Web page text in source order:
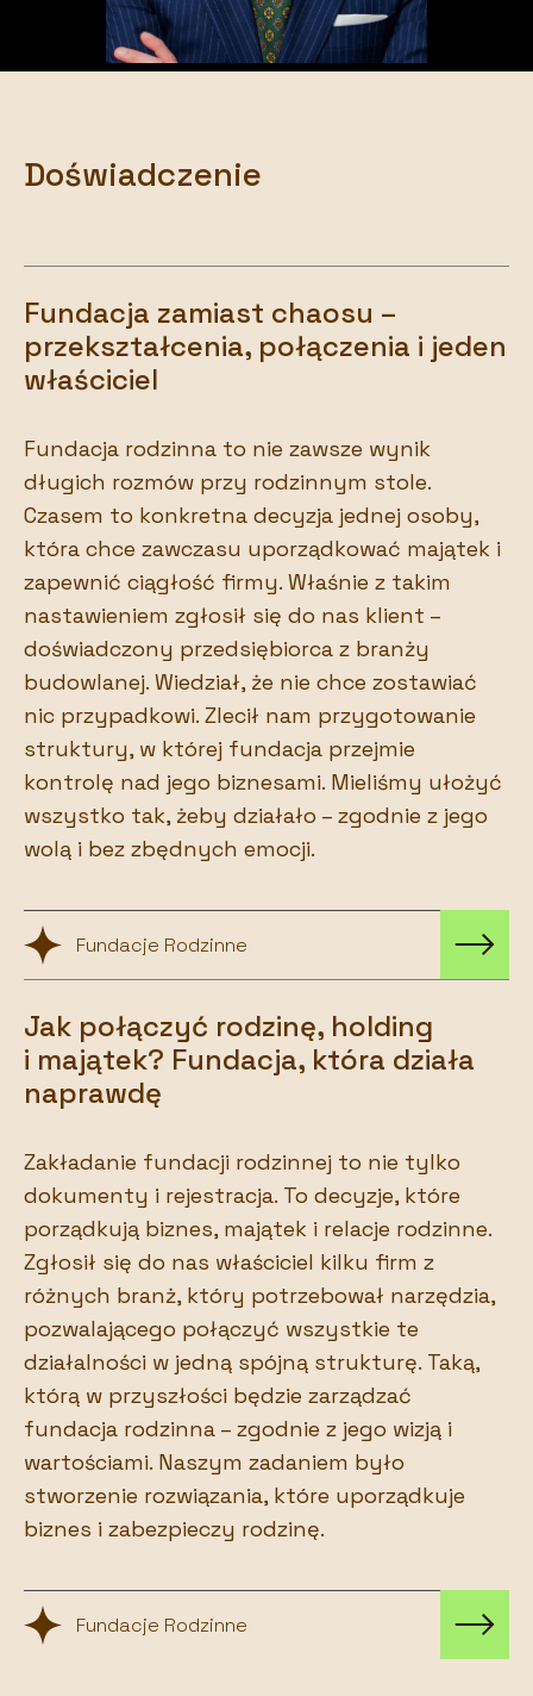
Doświadczenie
Fundacja zamiast chaosu –
przekształcenia, połączenia i jeden
właściciel
Fundacja rodzinna to nie zawsze wynik
długich rozmów przy rodzinnym stole.
Czasem to konkretna decyzja jednej osoby,
która chce zawczasu uporządkować majątek i
zapewnić ciągłość firmy. Właśnie z takim
nastawieniem zgłosił się do nas klient –
doświadczony przedsiębiorca z branży
budowlanej. Wiedział, że nie chce zostawiać
nic przypadkowi. Zlecił nam przygotowanie
struktury, w której fundacja przejmie
kontrolę nad jego biznesami. Mieliśmy ułożyć
wszystko tak, żeby działało – zgodnie z jego
wolą i bez zbędnych emocji.
Fundacje Rodzinne
Jak połączyć rodzinę, holding
i majątek? Fundacja, która działa
naprawdę
Zakładanie fundacji rodzinnej to nie tylko
dokumenty i rejestracja. To decyzje, które
porządkują biznes, majątek i relacje rodzinne.
Zgłosił się do nas właściciel kilku firm z
różnych branż, który potrzebował narzędzia,
pozwalającego połączyć wszystkie te
działalności w jedną spójną strukturę. Taką,
którą w przyszłości będzie zarządzać
fundacja rodzinna – zgodnie z jego wizją i
wartościami. Naszym zadaniem było
stworzenie rozwiązania, które uporządkuje
biznes i zabezpieczy rodzinę.
Fundacje Rodzinne